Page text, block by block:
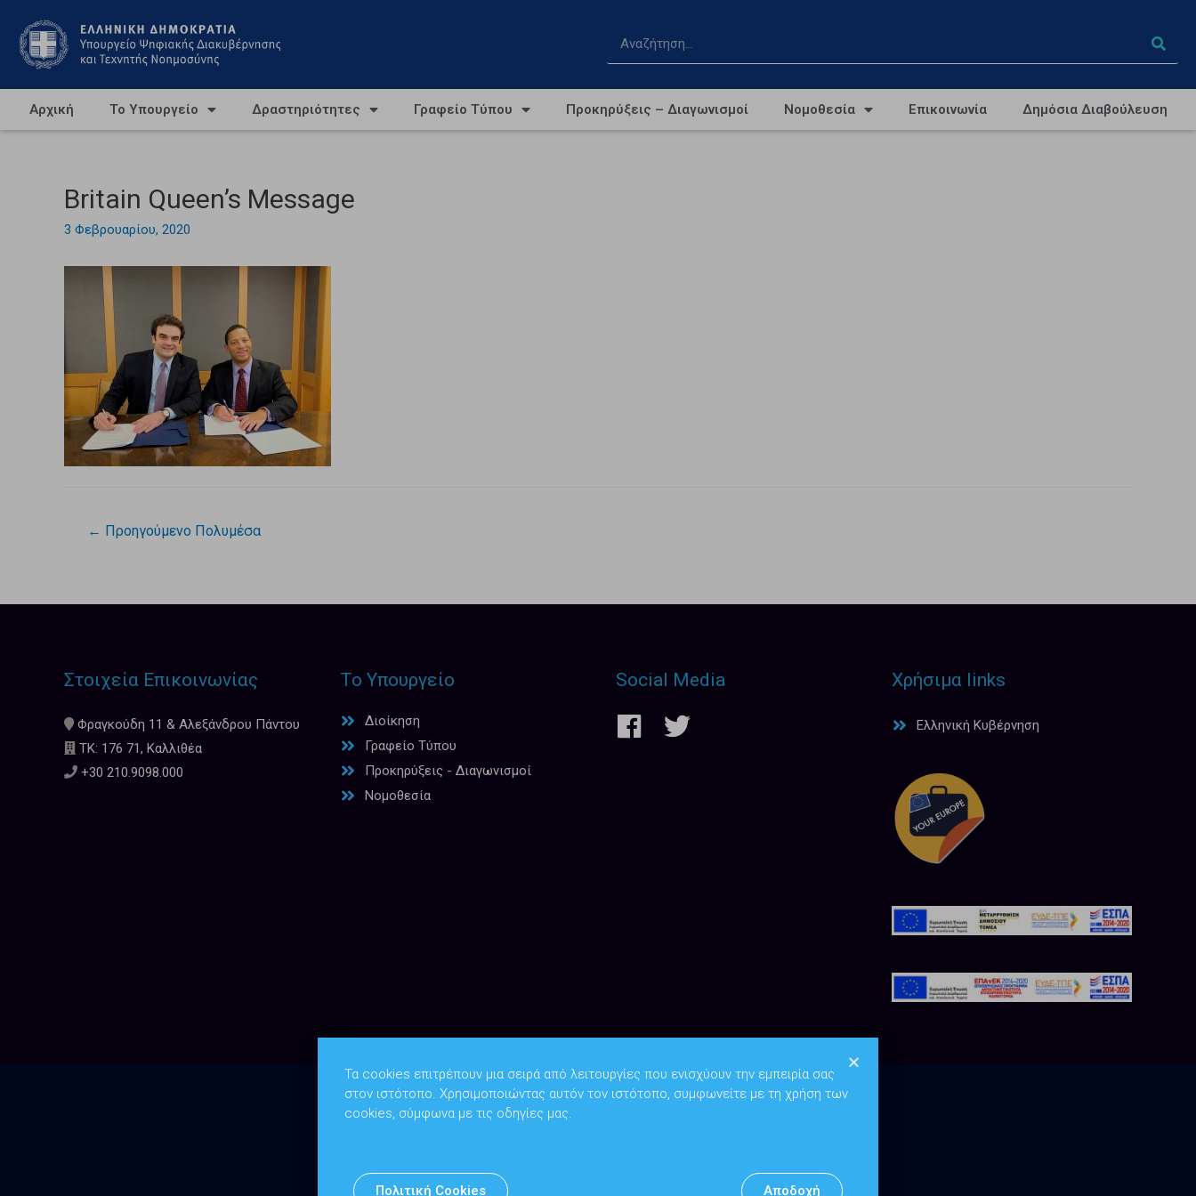
Αρχική Το Υπουργείο Δραστηριότητες Γραφείο Τύπου Προκηρύξεις – Διαγωνισμοί Νομοθεσία Επικοινωνία Δημόσια Διαβούλευση
Britain Queen’s Message
3 Φεβρουαρίου, 2020
← Προηγούμενο Πολυμέσα
Στοιχεία Επικοινωνίας
Φραγκούδη 11 & Αλεξάνδρου Πάντου
ΤΚ: 176 71, Καλλιθέα
+30 210.9098.000
Το Υπουργείο
Διοίκηση
Γραφείο Τύπου
Προκηρύξεις - Διαγωνισμοί
Νομοθεσία
Social Media Χρήσιμα links
Ελληνική Κυβέρνηση
Copyright © 2026Υπουργείο Ψηφιακής Διακυβέρνησης
Τα cookies επιτρέπουν μια σειρά από λειτουργίες που ενισχύουν την εμπειρία σας
στον ιστότοπο. Χρησιμοποιώντας αυτόν τον ιστότοπο, συμφωνείτε με τη χρήση των
cookies, σύμφωνα με τις οδηγίες μας.
Πολιτική Cookies Αποδοχή